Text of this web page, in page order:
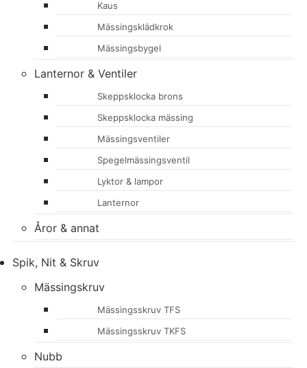
Kaus
Mässingsklädkrok
Mässingsbygel
Lanternor & Ventiler
Skeppsklocka brons
Skeppsklocka mässing
Mässingsventiler
Spegelmässingsventil
Lyktor & lampor
Lanternor
Åror & annat
Spik, Nit & Skruv
Mässingskruv
Mässingsskruv TFS
Mässingsskruv TKFS
Nubb